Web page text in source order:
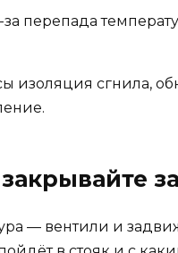
перепада
изоляция сгнила,
— вентили и